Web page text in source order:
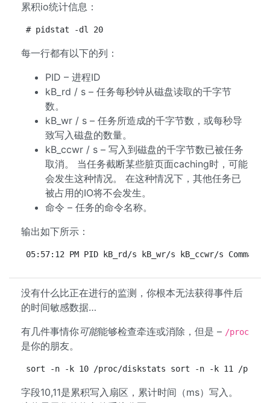
累积io统计信息：
# pidstat -dl 20
每一行都有以下的列：
PID – 进程ID
kB_rd / s – 任务每秒钟从磁盘读取的千字节
数。
kB_wr / s – 任务所造成的千字节数，或每秒导
致写入磁盘的数量。
kB_ccwr / s – 写入到磁盘的千字节数已被任务
取消。 当任务截断某些脏页面caching时，可能
会发生这种情况。 在这种情况下，其他任务已
被占用的IO将不会发生。
命令 – 任务的命令名称。
输出如下所示：
05:57:12 PM PID kB_rd/s kB_wr/s kB_ccwr/s
没有什么比正在进行的监测，你根本无法获得事件后
的时间敏感数据…
有几件事情你可能能够检查牵连或消除，但是 – /proc
是你的朋友。
sort -n -k 10 /proc/diskstats sort -n -k 11 /proc/
字段10,11是累积写入扇区，累计时间（ms）写入。